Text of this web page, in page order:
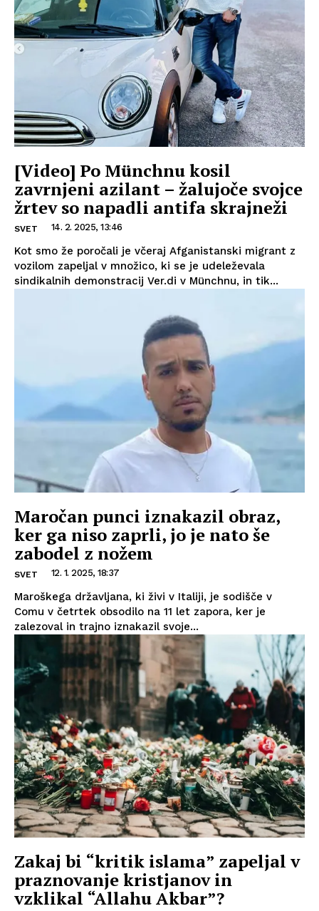
[Video] Po Münchnu kosil
zavrnjeni azilant – žalujoče svojce
žrtev so napadli antifa skrajneži
SVET 14. 2. 2025, 13:46
Kot smo že poročali je včeraj Afganistanski migrant z
vozilom zapeljal v množico, ki se je udeleževala
sindikalnih demonstracij Ver.di v Münchnu, in tik...
Maročan punci iznakazil obraz,
ker ga niso zaprli, jo je nato še
zabodel z nožem
SVET 12. 1. 2025, 18:37
Maroškega državljana, ki živi v Italiji, je sodišče v
Comu v četrtek obsodilo na 11 let zapora, ker je
zalezoval in trajno iznakazil svoje...
Zakaj bi “kritik islama” zapeljal v
praznovanje kristjanov in
vzklikal “Allahu Akbar”?